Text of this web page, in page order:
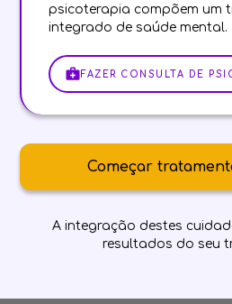
psicoterapia compõem um
integrado de saúde mental.
FAZER CONSULTA DE
Começar
A integração destes
resultados do seu